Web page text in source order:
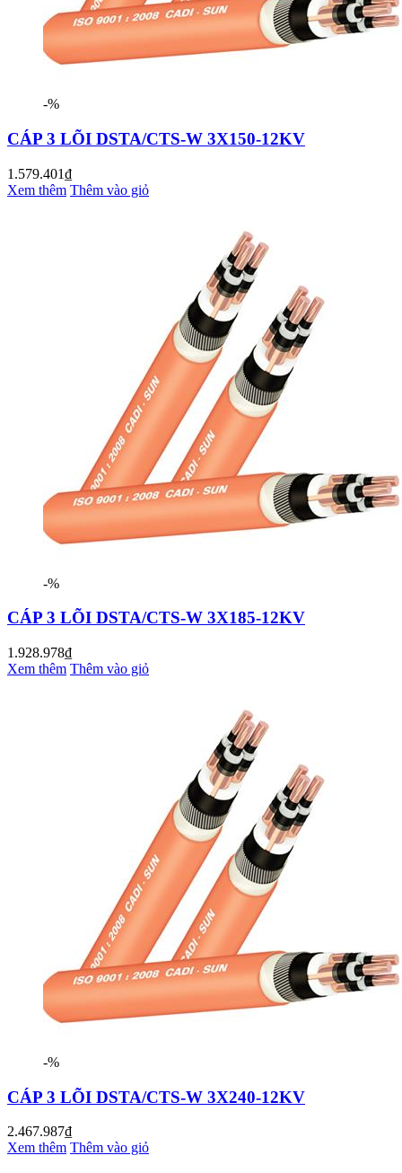
-%
CÁP 3 LÕI DSTA/CTS-W 3X150-12KV
1.579.401₫
Xem thêm Thêm vào giỏ
-%
CÁP 3 LÕI DSTA/CTS-W 3X185-12KV
1.928.978₫
Xem thêm Thêm vào giỏ
-%
CÁP 3 LÕI DSTA/CTS-W 3X240-12KV
2.467.987₫
Xem thêm Thêm vào giỏ